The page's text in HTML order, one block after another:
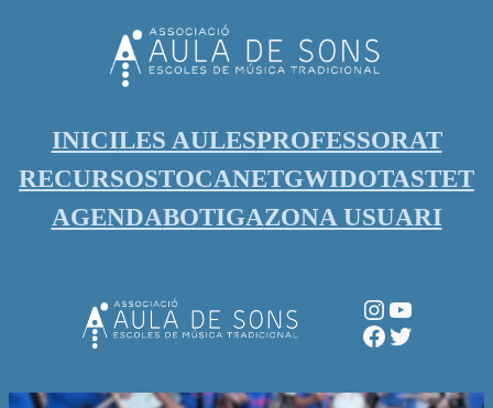
INICILES AULESPROFESSORAT
RECURSOSTOCANETGWIDOTASTET
AGENDABOTIGAZONA USUARI
Instagram
YouTube
Facebook
Twitter